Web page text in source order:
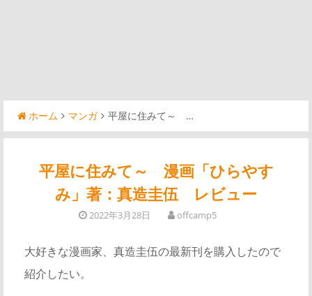
ホーム マンガ 平屋に住みて～ …
平屋に住みて～ 漫画「ひらやす
み」著：真造圭伍 レビュー
2022年3月28日 offcamp5
大好きな漫画家、真造圭伍の最新刊を購入したので
紹介したい。